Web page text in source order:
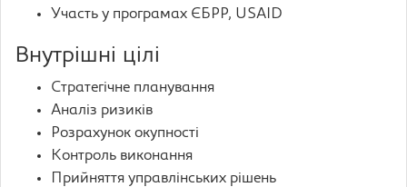
Участь у програмах ЄБРР, USAID
Внутрішні цілі
Стратегічне планування
Аналіз ризиків
Розрахунок окупності
Контроль виконання
Прийняття управлінських рішень